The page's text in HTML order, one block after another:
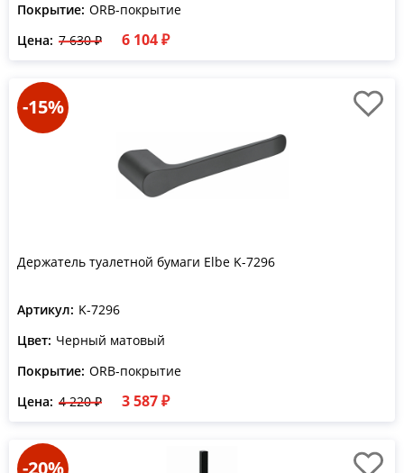
Покрытие: ORB-покрытие
Цена: 7 630 ₽ 6 104 ₽
-15%
Держатель туалетной бумаги Elbe K-7296
Артикул: K-7296
Цвет: Черный матовый
Покрытие: ORB-покрытие
Цена: 4 220 ₽ 3 587 ₽
-20%